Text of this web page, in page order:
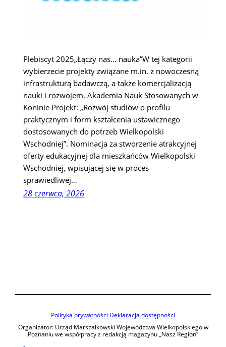
Plebiscyt 2025„Łączy nas… nauka”W tej kategorii
wybierzecie projekty związane m.in. z nowoczesną
infrastrukturą badawczą, a także komercjalizacją
nauki i rozwojem. Akademia Nauk Stosowanych w
Koninie Projekt: „Rozwój studiów o profilu
praktycznym i form kształcenia ustawicznego
dostosowanych do potrzeb Wielkopolski
Wschodniej”. Nominacja za stworzenie atrakcyjnej
oferty edukacyjnej dla mieszkańców Wielkopolski
Wschodniej, wpisującej się w proces
sprawiedliwej…
28 czerwca, 2026
Polityka prywatności Deklaracja dostępności
Organizator: Urząd Marszałkowski Województwa Wielkopolskiego w
Poznaniu we współpracy z redakcją magazynu „Nasz Region”